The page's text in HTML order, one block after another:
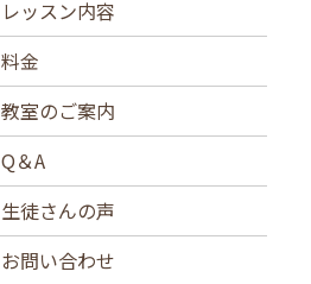
レッスン内容
料金
教室のご案内
Q＆A
生徒さんの声
お問い合わせ